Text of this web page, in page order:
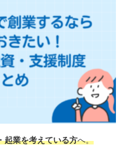
起業を考えている方へ。